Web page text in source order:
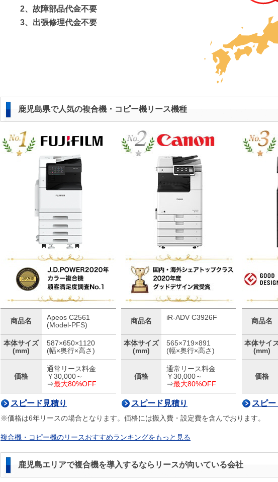
2、故障部品代金不要
3、出張修理代金不要
鹿児島県で人気の複合機・コピー機リース機種
商品名
Apeos C2561
(Model-PFS)
本体サイズ
(mm)
587×650×1120
(幅×奥行×高さ)
価格
通常リース料金
￥30,000～
⇒最大80%OFF
スピード見積り
商品名 iR-ADV C3926F
本体サイズ
(mm)
565×719×891
(幅×奥行×高さ)
価格
通常リース料金
￥30,000～
⇒最大80%OFF
スピード見積り
商品名
本体サイ
(mm)
価格
スピー
※価格は6年リースの場合となります。価格には搬入費・設定費を含んでおります。
複合機・コピー機のリースおすすめランキングをもっと見る
鹿児島エリアで複合機を導入するならリースが向いている会社